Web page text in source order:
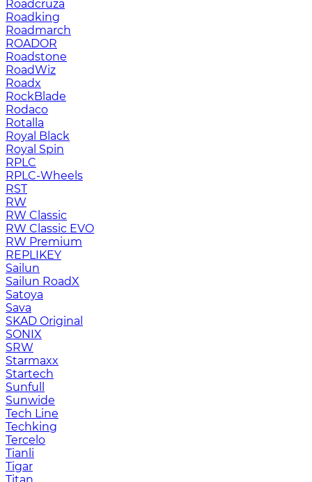
Roadcruza
Roadking
Roadmarch
ROADOR
Roadstone
RoadWiz
Roadx
RockBlade
Rodaco
Rotalla
Royal Black
Royal Spin
RPLC
RPLC-Wheels
RST
RW
RW Classic
RW Classic EVO
RW Premium
RЕPLIKEY
Sailun
Sailun RoadX
Satoya
Sava
SKAD Original
SONIX
SRW
Starmaxx
Startech
Sunfull
Sunwide
Tech Line
Techking
Tercelo
Tianli
Tigar